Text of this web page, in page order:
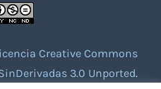
Creative Commons
3.0 Unported.